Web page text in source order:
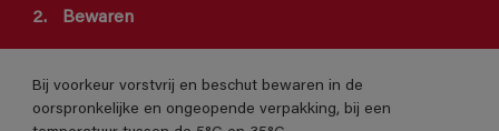
2. Bewaren
Bij voorkeur vorstvrij en beschut bewaren in de
oorspronkelijke en ongeopende verpakking, bij een